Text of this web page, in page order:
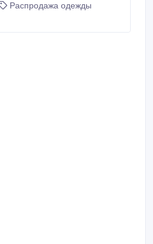
цвета на выбор - серый,
Распродажа одежды